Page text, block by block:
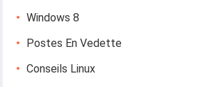
Windows 8
Postes En Vedette
Conseils Linux